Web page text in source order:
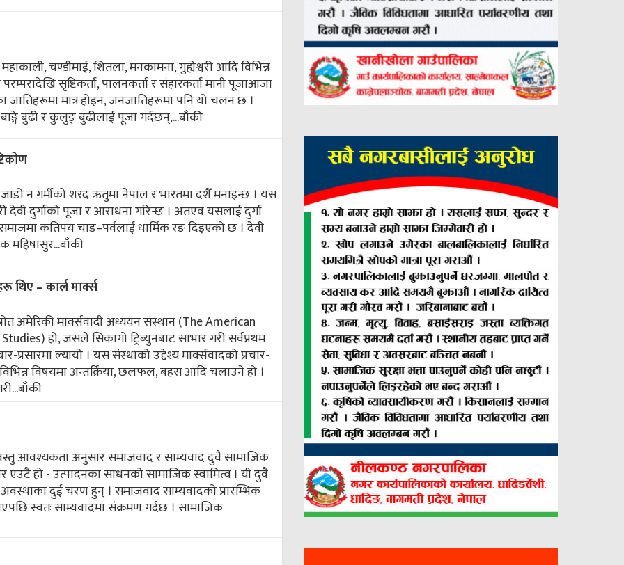
चण्डीमाई, शितला, मनकामना, गुह्येश्वरी आदि विभिन्न
सृष्टिकर्ता, पालनकर्ता र संहारकर्ता मानी पूजाआजा
मात्र होइन, जनजातिहरूमा पनि यो चलन छ ।
बुढी र कुलुङ् बुढीलाई पूजा गर्दछन्,...बाँकी
न गर्मीको शरद ऋतुमा नेपाल र भारतमा दशैँ मनाइन्छ । यस
देवी दुर्गाको पूजा र आराधना गरिन्छ । अतएव यसलाई दुर्गा
समाजमा कतिपय चाड–पर्वलाई धार्मिक रङ दिइएको छ । देवी
महिषासुर...बाँकी
थिए – कार्ल मार्क्स
अमेरिकी मार्क्सवादी अध्ययन संस्थान (The American
हो, जसले सिकागो ट्रिब्युनबाट साभार गरी सर्वप्रथम
प्रसारमा ल्यायो । यस संस्थाको उद्देश्य मार्क्सवादको प्रचार-
विभिन्न विषयमा अन्तर्क्रिया, छलफल, बहस आदि चलाउने हो ।
बाँकी
आवश्यकता अनुसार समाजवाद र साम्यवाद दुवै सामाजिक
हो - उत्पादनका साधनको सामाजिक स्वामित्व । यी दुवै
दुई चरण हुन् । समाजवाद साम्यवादको प्रारम्भिक
स्वतः साम्यवादमा संक्रमण गर्दछ । सामाजिक